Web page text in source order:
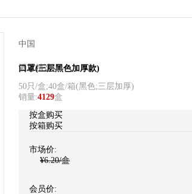
中国
酒总精选
口罩(三层黑色加厚款)
50只/盒;40盒/箱(黑色;三层加厚)
销量:4129盒
按盒购买
按箱购买
市场价:
¥6.20/盒
会员价: